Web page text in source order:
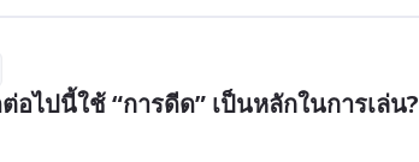
อไปนี้ใช้ “การดีด” เป็นหลักในการเล่น?